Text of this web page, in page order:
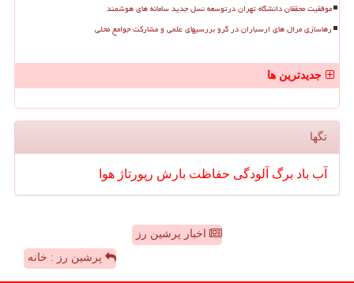
موفقیت محققان دانشگاه تهران درتوسعه نسل جدید سامانه های هوشمند
رهاسازی مرال های ارسباران در گرو بررسیهای علمی و مشارکت جوامع محلی
جدیدترین ها
تگها
آب باد برگ آلودگی حفاظت بارش رپورتاژ هوا
اخبار پرشین رز
پرشین رز : خانه